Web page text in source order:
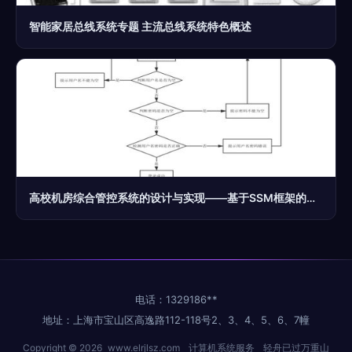
智能家居总线系统专题 主流总线系统特色概述
高校机房综合管控系统的设计与实现——基于SSM框架的计算机系统服务应用
电话：1329186**
地址：上海市宝山区高逸路112-118号2、3、4、5、6、7幢
Copyright © 2026 www.elrjlsz.com 计算机系统服务 轻舟已过万重山